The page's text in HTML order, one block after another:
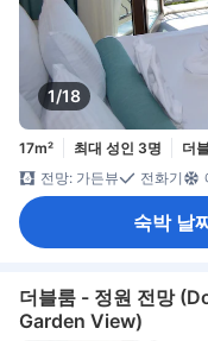
1/18
17m² 최대 성인 3명
더
전망: 가든뷰
전화기
숙박 날
더블룸 - 정원 전망
Garden View)